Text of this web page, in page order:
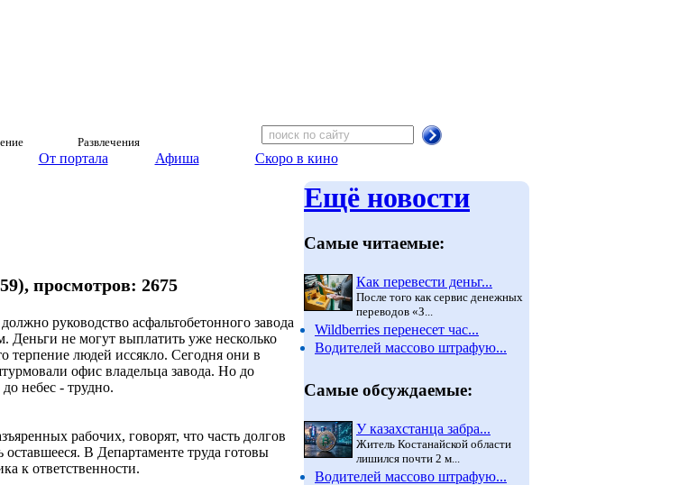
Развлечения
От портала Афиша Скоро в кино
просмотров: 2675
руководство асфальтобетонного завода
не могут выплатить уже несколько
терпение людей иссякло. Сегодня они в
офис владельца завода. Но до
до небес - трудно.
рабочих, говорят, что часть долгов
оставшееся. В Департаменте труда готовы
к ответственности.
Ещё новости
Самые читаемые:
Как перевести деньг...
После того как сервис денежных
переводов «З...
Wildberries перенесет час...
Водителей массово штрафую...
Самые обсуждаемые:
У казахстанца забра...
Житель Костанайской области
лишился почти 2 м...
Водителей массово штрафую...